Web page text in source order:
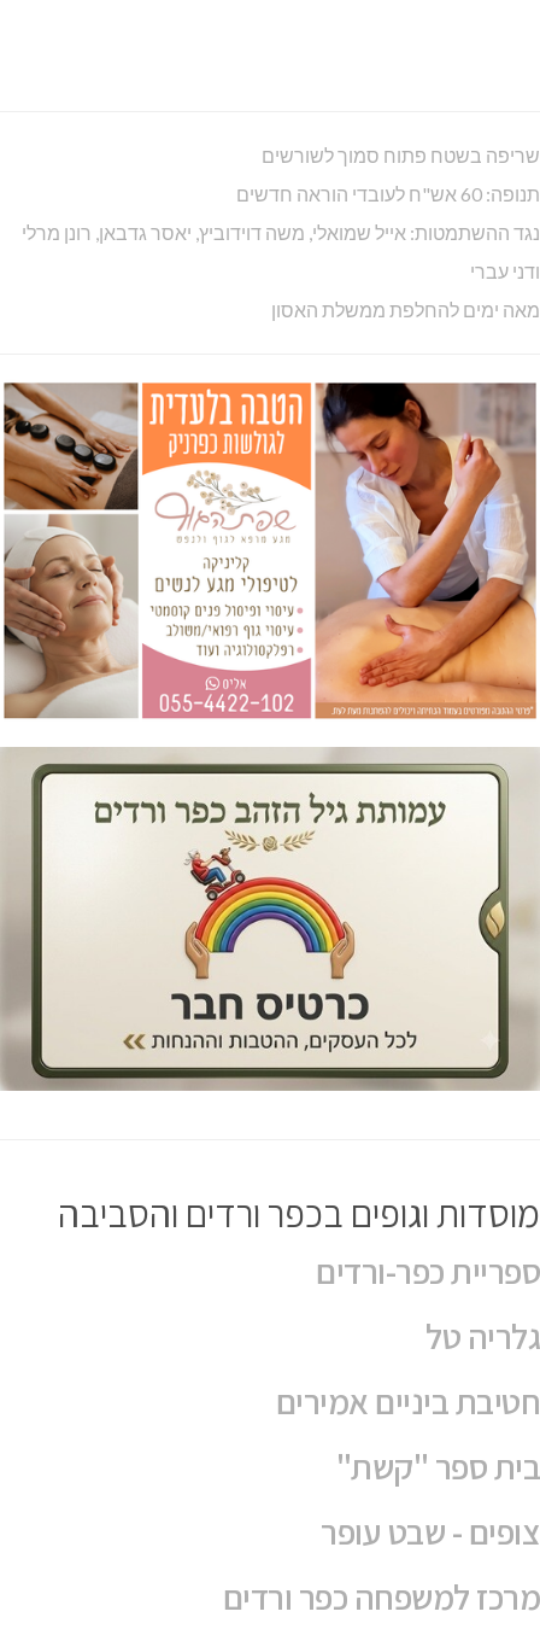
בית הכנסת האורתודוקסי
מרכז קהילתי, מתנ"ס
מילון וליש אנגלי-עברי עברי-אנגלי
הועדה המקומית לתכנון ובניה
קונסרבטוריון כפר ורדים
אריחים מצוירים
תאגיד המים מעיינות זיו
כפר ורדים סיפור מקומי
חברה לבניית אתרים
אתרים נוספים
אשכול גליל מערבי
עיריית נהריה
עיריית כרמיאל
פינוי אסבסט
עגורנים
מ.מ. ינוח-ג'ת
חיפוי קירות
טיולים מאורגנים לשומרי מסורת
דלתות עץ
בדיקות פוליגרף